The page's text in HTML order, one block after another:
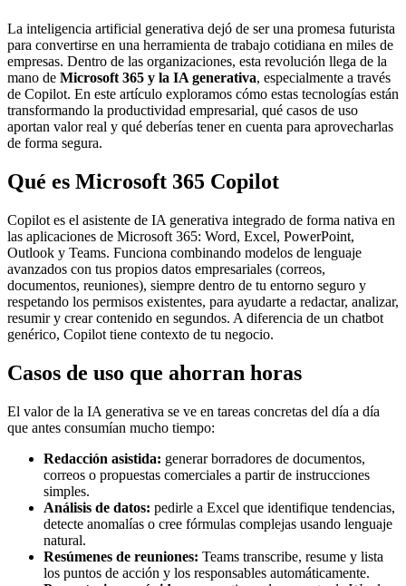
La inteligencia artificial generativa dejó de ser una promesa futurista
para convertirse en una herramienta de trabajo cotidiana en miles de
empresas. Dentro de las organizaciones, esta revolución llega de la
mano de Microsoft 365 y la IA generativa, especialmente a través
de Copilot. En este artículo exploramos cómo estas tecnologías están
transformando la productividad empresarial, qué casos de uso
aportan valor real y qué deberías tener en cuenta para aprovecharlas
de forma segura.
Qué es Microsoft 365 Copilot
Copilot es el asistente de IA generativa integrado de forma nativa en
las aplicaciones de Microsoft 365: Word, Excel, PowerPoint,
Outlook y Teams. Funciona combinando modelos de lenguaje
avanzados con tus propios datos empresariales (correos,
documentos, reuniones), siempre dentro de tu entorno seguro y
respetando los permisos existentes, para ayudarte a redactar, analizar,
resumir y crear contenido en segundos. A diferencia de un chatbot
genérico, Copilot tiene contexto de tu negocio.
Casos de uso que ahorran horas
El valor de la IA generativa se ve en tareas concretas del día a día
que antes consumían mucho tiempo:
Redacción asistida: generar borradores de documentos,
correos o propuestas comerciales a partir de instrucciones
simples.
Análisis de datos: pedirle a Excel que identifique tendencias,
detecte anomalías o cree fórmulas complejas usando lenguaje
natural.
Resúmenes de reuniones: Teams transcribe, resume y lista
los puntos de acción y los responsables automáticamente.